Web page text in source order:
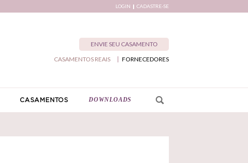
LOGIN CADASTRE-SE
ENVIE SEU CASAMENTO
FORNECEDORES
CASAMENTOS REAIS
CASAMENTOS DOWNLOADS